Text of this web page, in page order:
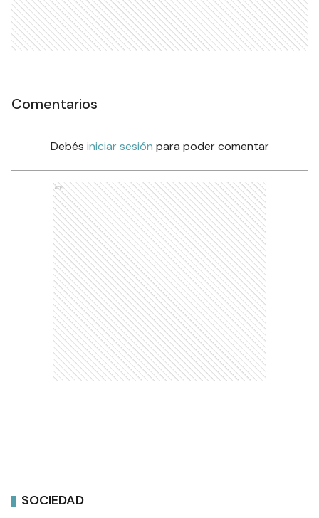
Comentarios
Debés iniciar sesión para poder comentar
Ads
SOCIEDAD